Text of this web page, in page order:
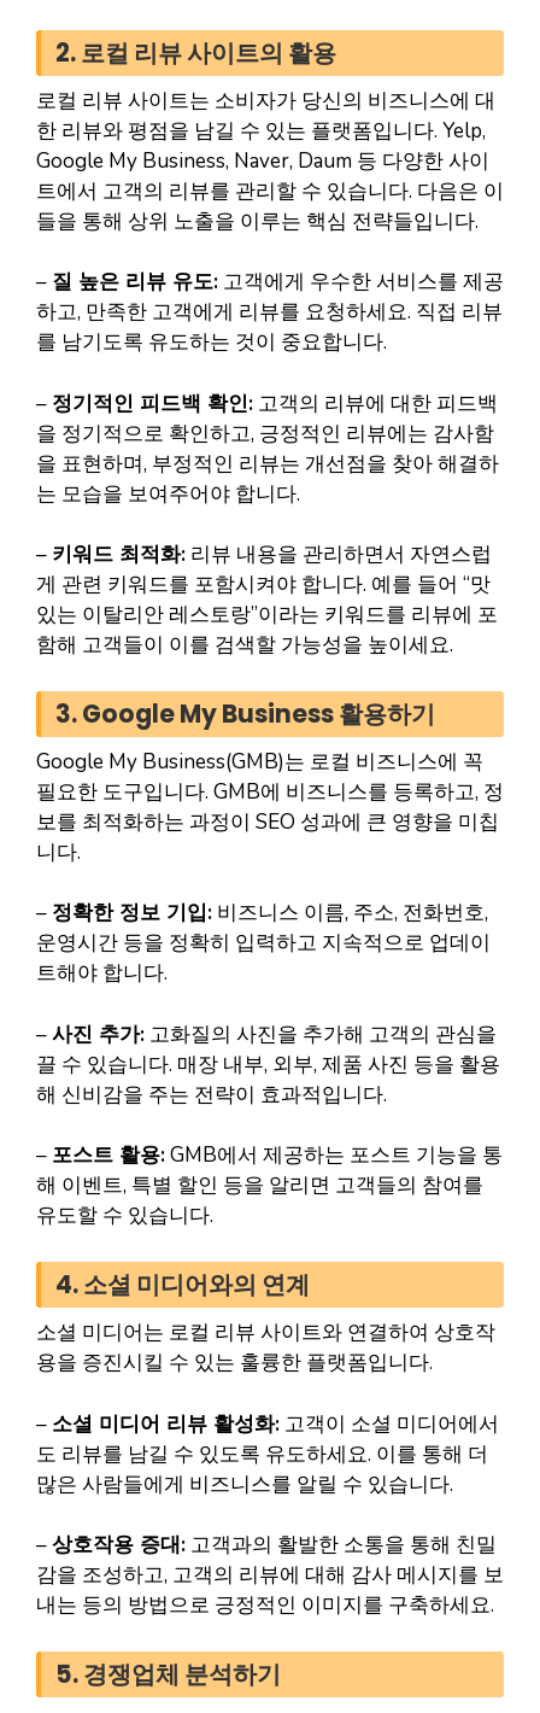
2. 로컬 리뷰 사이트의 활용
로컬 리뷰 사이트는 소비자가 당신의 비즈니스에 대
한 리뷰와 평점을 남길 수 있는 플랫폼입니다. Yelp,
Google My Business, Naver, Daum 등 다양한 사이
트에서 고객의 리뷰를 관리할 수 있습니다. 다음은 이
들을 통해 상위 노출을 이루는 핵심 전략들입니다.
– 질 높은 리뷰 유도: 고객에게 우수한 서비스를 제공
하고, 만족한 고객에게 리뷰를 요청하세요. 직접 리뷰
를 남기도록 유도하는 것이 중요합니다.
– 정기적인 피드백 확인: 고객의 리뷰에 대한 피드백
을 정기적으로 확인하고, 긍정적인 리뷰에는 감사함
을 표현하며, 부정적인 리뷰는 개선점을 찾아 해결하
는 모습을 보여주어야 합니다.
– 키워드 최적화: 리뷰 내용을 관리하면서 자연스럽
게 관련 키워드를 포함시켜야 합니다. 예를 들어 “맛
있는 이탈리안 레스토랑”이라는 키워드를 리뷰에 포
함해 고객들이 이를 검색할 가능성을 높이세요.
3. Google My Business 활용하기
Google My Business(GMB)는 로컬 비즈니스에 꼭
필요한 도구입니다. GMB에 비즈니스를 등록하고, 정
보를 최적화하는 과정이 SEO 성과에 큰 영향을 미칩
니다.
– 정확한 정보 기입: 비즈니스 이름, 주소, 전화번호,
운영시간 등을 정확히 입력하고 지속적으로 업데이
트해야 합니다.
–사진 추가: 고화질의 사진을 추가해 고객의 관심을
끌 수 있습니다. 매장 내부, 외부, 제품 사진 등을 활용
해 신비감을 주는 전략이 효과적입니다.
– 포스트 활용:GMB에서 제공하는 포스트 기능을 통
해 이벤트, 특별 할인 등을 알리면 고객들의 참여를
유도할 수 있습니다.
4. 소셜 미디어와의 연계
소셜 미디어는 로컬 리뷰 사이트와 연결하여 상호작
용을 증진시킬 수 있는 훌륭한 플랫폼입니다.
– 소셜 미디어 리뷰 활성화: 고객이 소셜 미디어에서
도 리뷰를 남길 수 있도록 유도하세요. 이를 통해 더
많은 사람들에게 비즈니스를 알릴 수 있습니다.
–상호작용 증대: 고객과의 활발한 소통을 통해 친밀
감을 조성하고, 고객의 리뷰에 대해 감사 메시지를 보
내는 등의 방법으로 긍정적인 이미지를 구축하세요.
5. 경쟁업체 분석하기